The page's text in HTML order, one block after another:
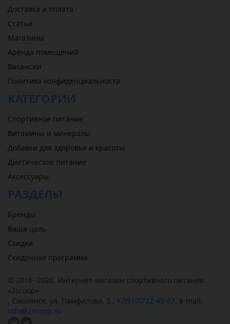
Доставка и оплата
Статьи
Магазины
Аренда помещений
Вакансии
Политика конфиденциальности
КАТЕГОРИИ
Спортивное питание
Витамины и минералы
Добавки для здоровья и красоты
Диетическое питание
Аксессуары
РАЗДЕЛЫ
Бренды
Ваша цель
Скидки
Скидочная программа
© 2016 -2026, Интернет-магазин спортивного питания
«2scoop»
, Смоленск, ул. Памфилова, 5 , +7(910)722-45-67, e-mail:
info@2scoop.ru